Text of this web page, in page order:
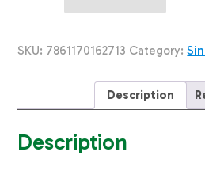
Cuadrada
Holiday
quantity
SKU: 7861170162713 Category:
Description
Description